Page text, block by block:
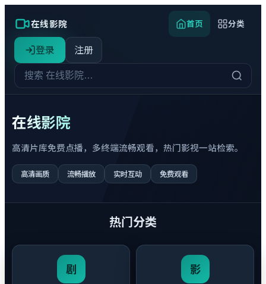
在线影院 首页 分类
登录 注册
在线影院
高清片库免费点播，多终端流畅观看，热门影视一站检索。
高清画质 流畅播放 实时互动 免费观看
热门分类
剧 影